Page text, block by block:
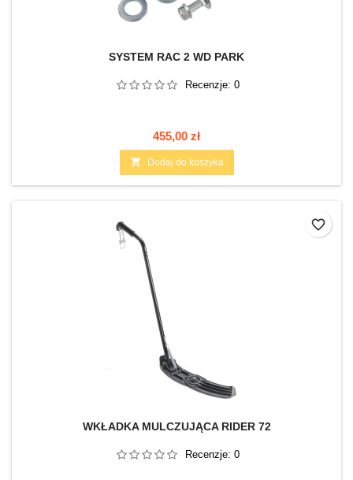
SYSTEM RAC 2 WD PARK
Recenzje: 0
Cena
455,00 zł
 Dodaj do koszyka
WKŁADKA MULCZUJĄCA RIDER 72
Recenzje: 0
favorite_border